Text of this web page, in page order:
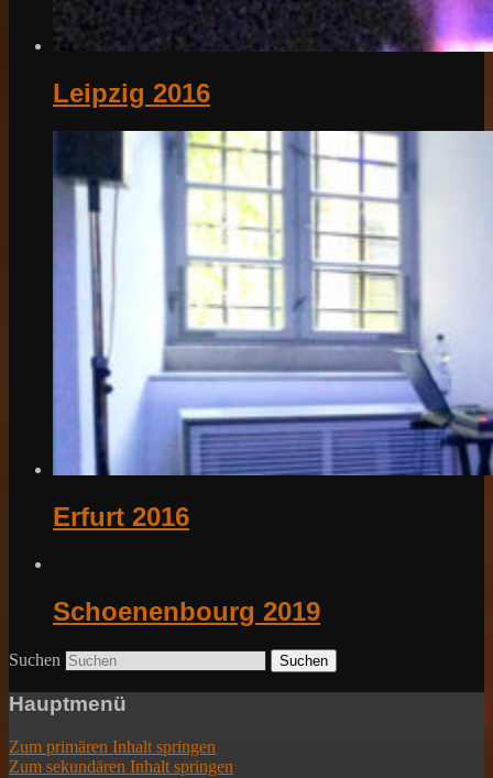
Leipzig 2016
Erfurt 2016
Schoenenbourg 2019
Suchen
Hauptmenü
Zum primären Inhalt springen
Zum sekundären Inhalt springen